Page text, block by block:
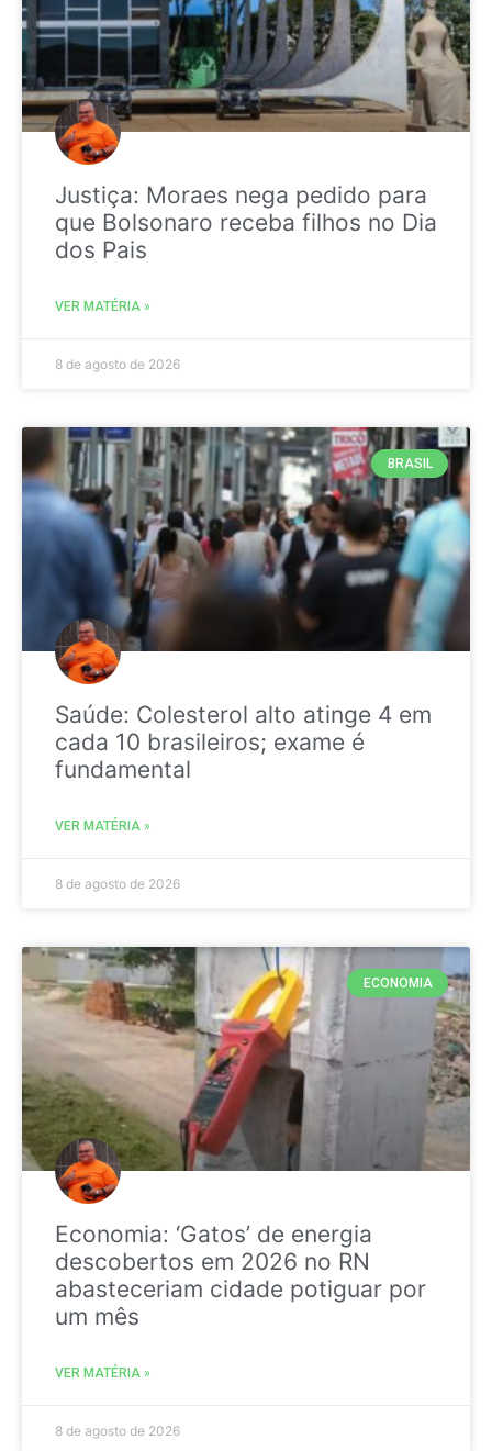
Justiça: Moraes nega pedido para
que Bolsonaro receba filhos no Dia
dos Pais
VER MATÉRIA »
8 de agosto de 2026
BRASIL
Saúde: Colesterol alto atinge 4 em
cada 10 brasileiros; exame é
fundamental
VER MATÉRIA »
8 de agosto de 2026
ECONOMIA
Economia: ‘Gatos’ de energia
descobertos em 2026 no RN
abasteceriam cidade potiguar por
um mês
VER MATÉRIA »
8 de agosto de 2026